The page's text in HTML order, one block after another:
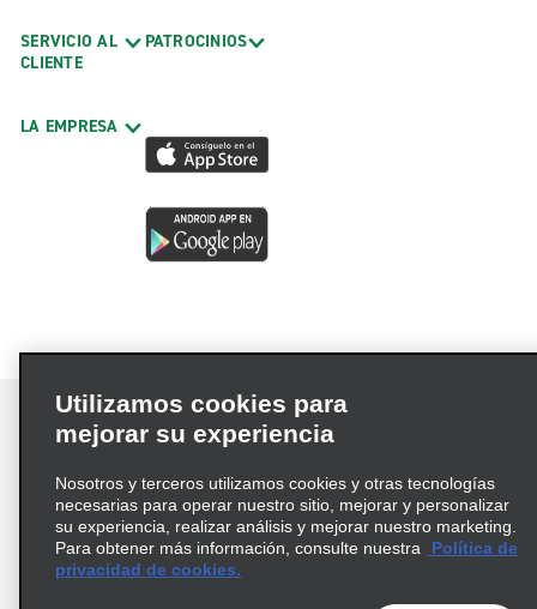
SERVICIO AL
CLIENTE
LA EMPRESA
PATROCINIOS
Términos de uso
Política de privacidad
Política de cookies
Información de Salud del Consumidor
Utilizamos cookies para
mejorar su experiencia
Nosotros y terceros utilizamos cookies y otras tecnologías
necesarias para operar nuestro sitio, mejorar y personalizar
su experiencia, realizar análisis y mejorar nuestro marketing.
Para obtener más información, consulte nuestra
Política de
privacidad de cookies.